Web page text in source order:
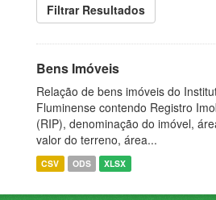
Filtrar Resultados
Bens Imóveis
Relação de bens imóveis do
Fluminense contendo Registro
(RIP), denominação do imóvel,
valor do terreno, área...
CSV ODS XLSX